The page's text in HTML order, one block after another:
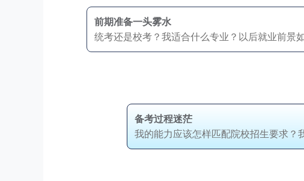
前期准备一头雾水
统考还是校考？我适合什么专业？以后就业前景
备考过程迷茫
我的能力应该怎样匹配院校招生要求？